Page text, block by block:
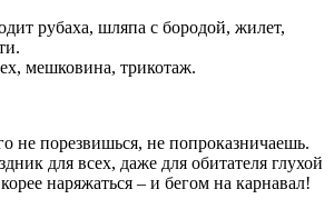
рубаха, шляпа с бородой, жилет,
мешковина, трикотаж.
не порезвишься, не попроказничаешь.
для всех, даже для обитателя глухой
наряжаться – и бегом на карнавал!